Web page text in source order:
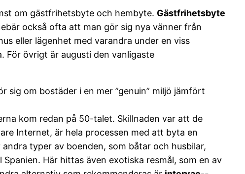
om gästfrihetsbyte och hembyte. Gästfrihetsbyte
också ofta att man gör sig nya vänner från
eller lägenhet med varandra under en viss
För övrigt är augusti den vanligaste
om bostäder i en mer ”genuin” miljö jämfört
kom redan på 50-talet. Skillnaden var att de
Internet, är hela processen med att byta en
typer av boenden, som båtar och husbilar,
Här hittas även exotiska resmål, som en av